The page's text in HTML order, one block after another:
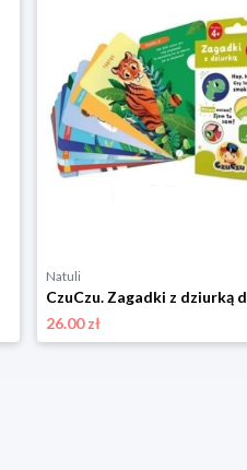
Natuli
26.00 zł